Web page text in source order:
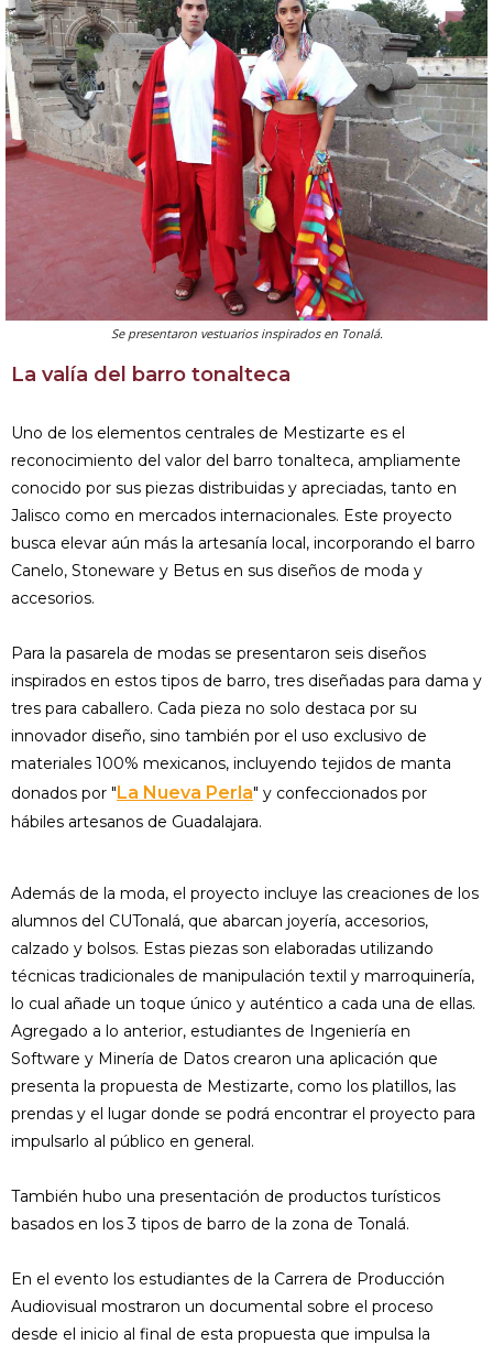
Se presentaron vestuarios inspirados en Tonalá.
La valía del barro tonalteca
Uno de los elementos centrales de Mestizarte es el
reconocimiento del valor del barro tonalteca, ampliamente
conocido por sus piezas distribuidas y apreciadas, tanto en
Jalisco como en mercados internacionales. Este proyecto
busca elevar aún más la artesanía local, incorporando el barro
Canelo, Stoneware y Betus en sus diseños de moda y
accesorios.
Para la pasarela de modas se presentaron seis diseños
inspirados en estos tipos de barro, tres diseñadas para dama y
tres para caballero. Cada pieza no solo destaca por su
innovador diseño, sino también por el uso exclusivo de
materiales 100% mexicanos, incluyendo tejidos de manta
donados por " La Nueva Perla" y confeccionados por
hábiles artesanos de Guadalajara.
Además de la moda, el proyecto incluye las creaciones de los
alumnos del CUTonalá, que abarcan joyería, accesorios,
calzado y bolsos. Estas piezas son elaboradas utilizando
técnicas tradicionales de manipulación textil y marroquinería,
lo cual añade un toque único y auténtico a cada una de ellas.
Agregado a lo anterior, estudiantes de Ingeniería en
Software y Minería de Datos crearon una aplicación que
presenta la propuesta de Mestizarte, como los platillos, las
prendas y el lugar donde se podrá encontrar el proyecto para
impulsarlo al público en general.
También hubo una presentación de productos turísticos
basados en los 3 tipos de barro de la zona de Tonalá.
En el evento los estudiantes de la Carrera de Producción
Audiovisual mostraron un documental sobre el proceso
desde el inicio al final de esta propuesta que impulsa la